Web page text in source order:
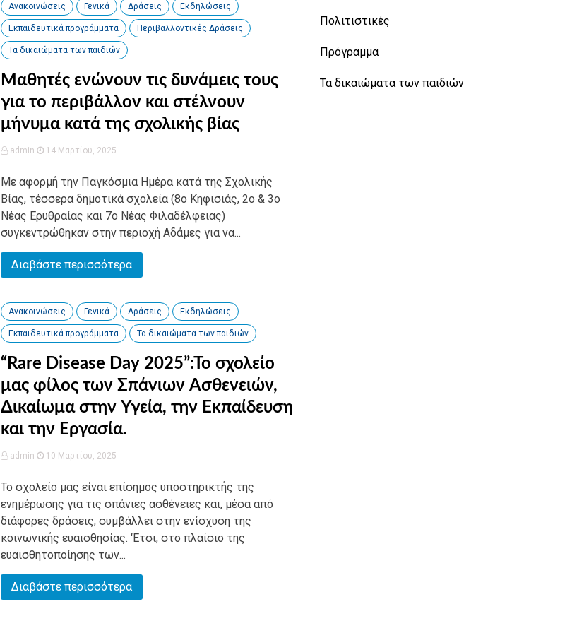
Ανακοινώσεις Γενικά Δράσεις Εκδηλώσεις
Εκπαιδευτικά προγράμματα Περιβαλλοντικές Δράσεις
Τα δικαιώματα των παιδιών
Μαθητές ενώνουν τις δυνάμεις τους
για το περιβάλλον και στέλνουν
μήνυμα κατά της σχολικής βίας
admin 14 Μαρτίου, 2025
Με αφορμή την Παγκόσμια Ημέρα κατά της Σχολικής
Βίας, τέσσερα δημοτικά σχολεία (8ο Κηφισιάς, 2ο & 3ο
Νέας Ερυθραίας και 7ο Νέας Φιλαδέλφειας)
συγκεντρώθηκαν στην περιοχή Αδάμες για να...
Διαβάστε περισσότερα
Ανακοινώσεις Γενικά Δράσεις Εκδηλώσεις
Εκπαιδευτικά προγράμματα Τα δικαιώματα των παιδιών
“Rare Disease Day 2025”:Το σχολείο
μας φίλος των Σπάνιων Ασθενειών,
Δικαίωμα στην Υγεία, την Εκπαίδευση
και την Εργασία.
admin 10 Μαρτίου, 2025
Το σχολείο μας είναι επίσημος υποστηρικτής της
ενημέρωσης για τις σπάνιες ασθένειες και, μέσα από
διάφορες δράσεις, συμβάλλει στην ενίσχυση της
κοινωνικής ευαισθησίας. ‘Ετσι, στο πλαίσιο της
ευαισθητοποίησης των...
Διαβάστε περισσότερα
Πολιτιστικές
Πρόγραμμα
Τα δικαιώματα των παιδιών